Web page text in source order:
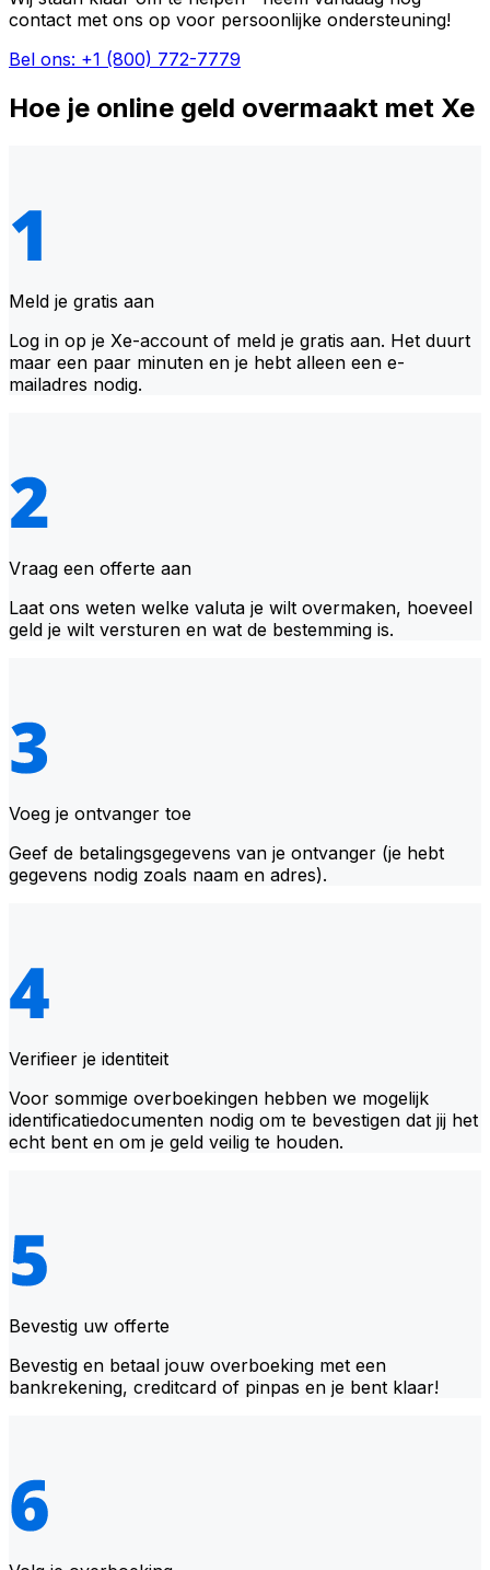
contact met ons op voor persoonlijke ondersteuning!
Bel ons: +1 (800) 772-7779
Hoe je online geld overmaakt met Xe
Meld je gratis aan
Log in op je Xe-account of meld je gratis aan. Het duurt
maar een paar minuten en je hebt alleen een e-
mailadres nodig.
Vraag een offerte aan
Laat ons weten welke valuta je wilt overmaken, hoeveel
geld je wilt versturen en wat de bestemming is.
Voeg je ontvanger toe
Geef de betalingsgegevens van je ontvanger (je hebt
gegevens nodig zoals naam en adres).
Verifieer je identiteit
Voor sommige overboekingen hebben we mogelijk
identificatiedocumenten nodig om te bevestigen dat jij het
echt bent en om je geld veilig te houden.
Bevestig uw offerte
Bevestig en betaal jouw overboeking met een
bankrekening, creditcard of pinpas en je bent klaar!